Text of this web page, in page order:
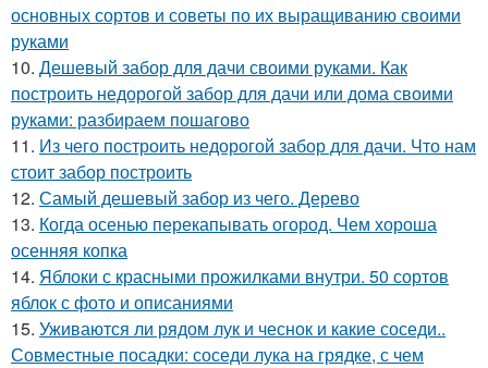
основных сортов и советы по их выращиванию своими
руками
10. Дешевый забор для дачи своими руками. Как
построить недорогой забор для дачи или дома своими
руками: разбираем пошагово
11. Из чего построить недорогой забор для дачи. Что нам
стоит забор построить
12. Самый дешевый забор из чего. Дерево
13. Когда осенью перекапывать огород. Чем хороша
осенняя копка
14. Яблоки с красными прожилками внутри. 50 сортов
яблок с фото и описаниями
15. Уживаются ли рядом лук и чеснок и какие соседи..
Совместные посадки: соседи лука на грядке, с чем